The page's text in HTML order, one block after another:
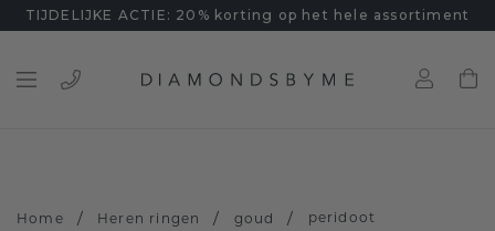
TIJDELIJKE ACTIE: 20% korting op het hele assortiment
Home / Heren ringen / goud / peridoot